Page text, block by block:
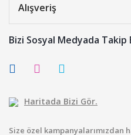
Alışveriş
Bizi Sosyal Medyada Takip
Haritada Bizi Gör.
Size özel kampanyalarımızdan